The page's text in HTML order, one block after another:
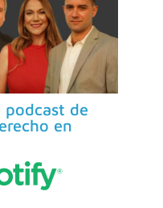
podcast de
en